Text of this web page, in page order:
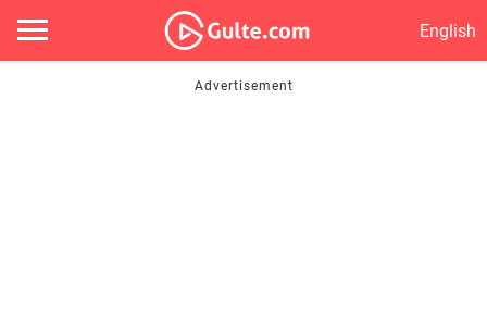
English